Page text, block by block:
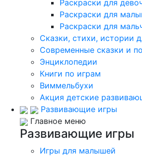
Раскраски для
Раскраски для
Раскраски для
Сказки, стихи, истории
Современные сказки и
Энциклопедии
Книги по играм
Виммельбухи
Акция детские
Развивающие игры
Главное меню
Развивающие игры
Игры для малышей